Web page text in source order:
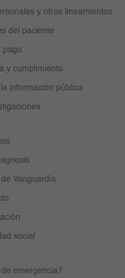
y otros lineamientos
del paciente
pago
y cumplimiento
información pública
Vanguardia
social
emergencia?